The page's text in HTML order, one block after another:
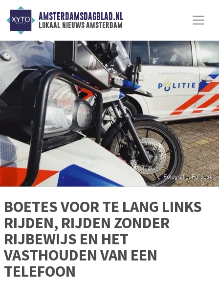
AMSTERDAMSDAGBLAD.NL
lokaal nieuws amsterdam
BOETES VOOR TE LANG LINKS
RIJDEN, RIJDEN ZONDER
RIJBEWIJS EN HET
VASTHOUDEN VAN EEN
TELEFOON